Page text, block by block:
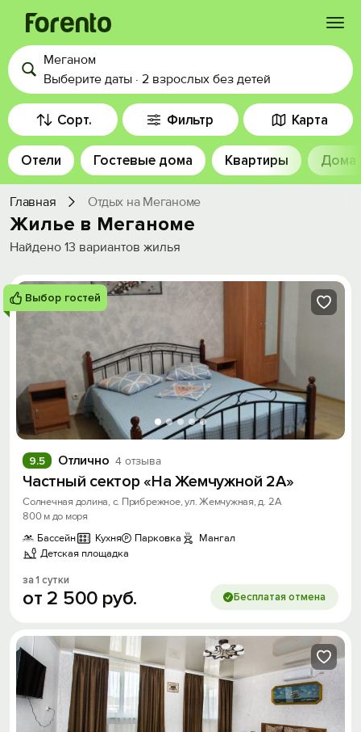
Войти
Избранное
История просмотра
Добавить свой объект
Меганом
Выберите даты · 2 взрослых без детей
Сорт. Фильтр Карта
Отели Гостевые дома Квартиры Дома
Главная Отдых на Меганоме
Жилье в Меганоме
Найдено 13 вариантов жилья
Выбор гостей
Отлично 4 отзыва
9.5
Частный сектор «На Жемчужной 2А»
Солнечная долина, с. Прибрежное, ул. Жемчужная, д. 2А
800 м до моря
Бассейн
Кухня Парковка
Мангал
Детская площадка
за 1 сутки
от 2 500 руб. Бесплатая отмена